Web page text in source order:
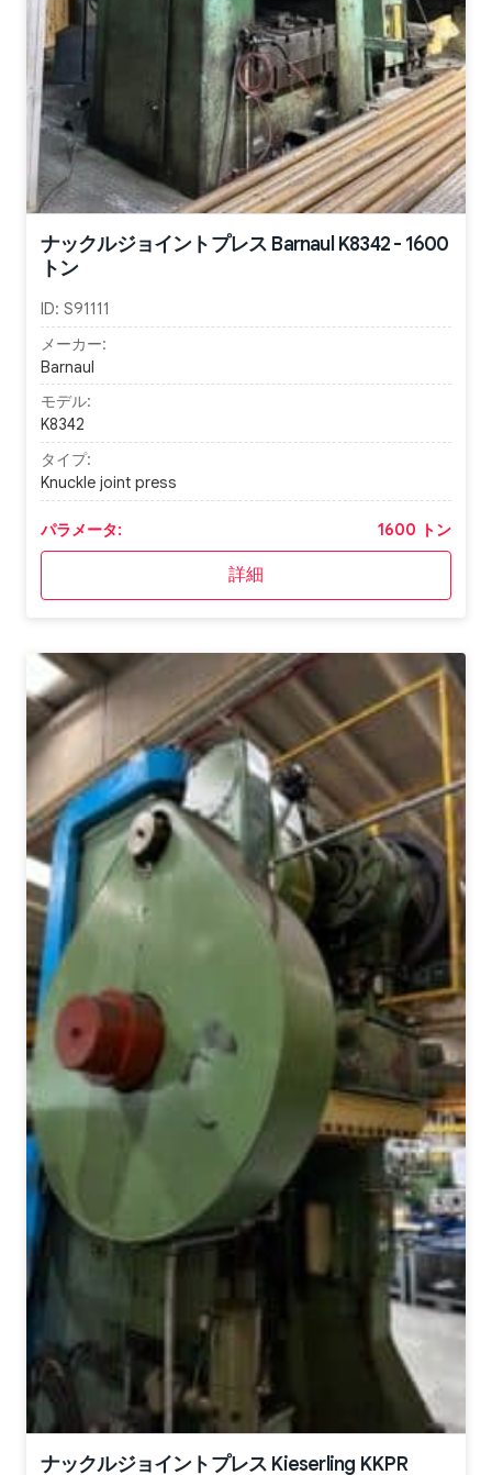
ナックルジョイントプレス Barnaul K8342 - 1600
トン
ID: S91111
メーカー:
Barnaul
モデル:
K8342
タイプ:
Knuckle joint press
パラメータ: 1600 トン
詳細
ナックルジョイントプレス Kieserling KKPR